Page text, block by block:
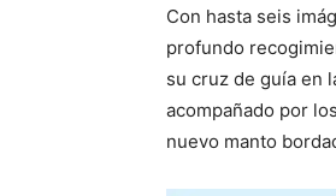
Con hasta seis
profundo
su cruz de guía en
acompañado por
nuevo manto